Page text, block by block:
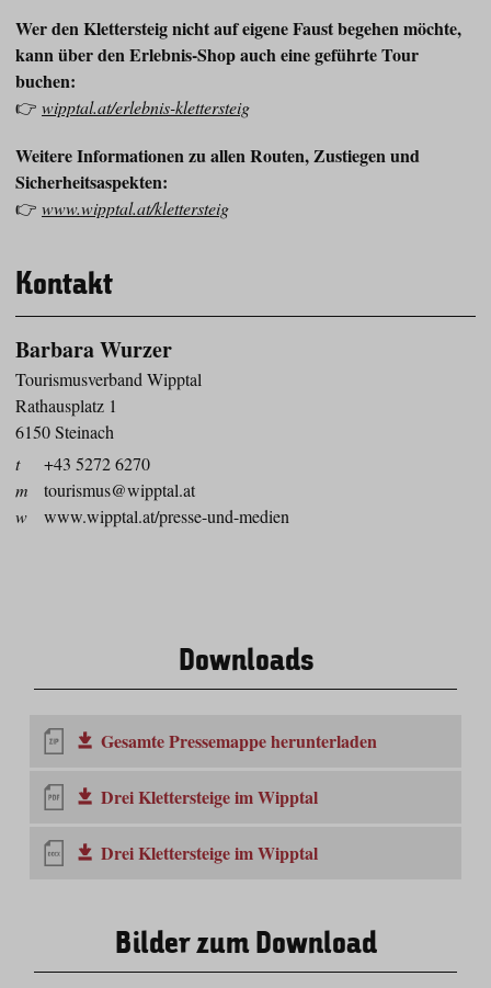
Wer den Klettersteig nicht auf eigene Faust begehen möchte,
kann über den Erlebnis-Shop auch eine geführte Tour
buchen:
👉 wipptal.at/erlebnis-klettersteig
Weitere Informationen zu allen Routen, Zustiegen und
Sicherheitsaspekten:
👉 www.wipptal.at/klettersteig
Kontakt
Barbara Wurzer
Tourismusverband Wipptal
Rathausplatz 1
6150 Steinach
t
+43 5272 6270
m
tourismus@wipptal.at
w
www.wipptal.at/presse-und-medien
Downloads
Gesamte Pressemappe herunterladen
Drei Klettersteige im Wipptal
Drei Klettersteige im Wipptal
Bilder zum Download